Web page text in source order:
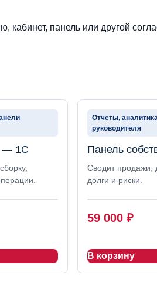
кабинет, панель или другой
— 1С
Отчеты,
руководителя
Панель
Сводит продажи,
долги и риски.
59 000 ₽
В корзину